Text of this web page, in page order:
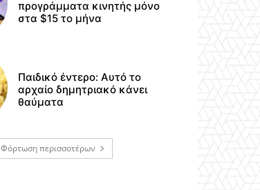
προγράμματα κινητής μόνο
στα $15 το μήνα
Παιδικό έντερο: Αυτό το
αρχαίο δημητριακό κάνει
θαύματα
Φόρτωση περισσοτέρων